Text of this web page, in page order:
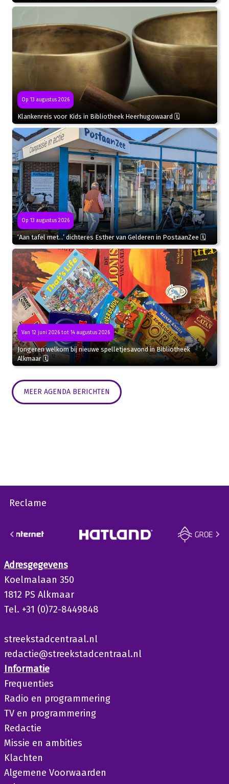
Op 13 augustus 2026
Klankenreis voor Kids in Bibliotheek Heerhugowaard 🗓
Op 13 augustus 2026
‘Aan tafel met…’ dichteres Esther van Gelderen in PostaanZee 🗓
Van 12 juni 2026 tot 14 augustus 2026
Jongeren welkom bij nieuwe spelletjesavond in Bibliotheek
Alkmaar 🗓
MEER AGENDA BERICHTEN
Reclame
Adresgegevens
Koelmalaan 350
1812 PS Alkmaar
Tel. +31 (0)72-8449848
streekstadcentraal.nl
redactie@streekstadcentraal.nl
Informatie
Frequenties
Radio en programmering
TV en programmering
Redactie
Missie en ambities
Klachten
Algemene Voorwaarden